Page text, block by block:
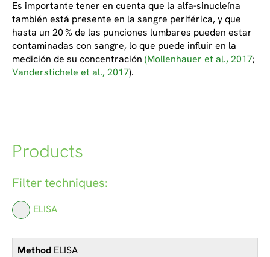
Es importante tener en cuenta que la alfa-sinucleína
también está presente en la sangre periférica, y que
hasta un 20 % de las punciones lumbares pueden estar
contaminadas con sangre, lo que puede influir en la
medición de su concentración (Mollenhauer et al., 2017;
Vanderstichele et al., 2017).
Products
Filter techniques:
ELISA
ELISA